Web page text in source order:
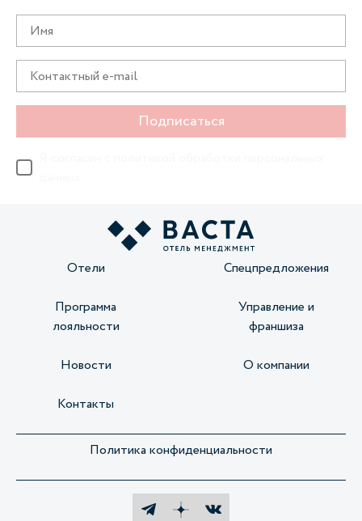
Подписаться
Отели Спецпредложения
Программа
лояльности
Управление и
франшиза
Новости О компании
Контакты
Политика конфиденциальности